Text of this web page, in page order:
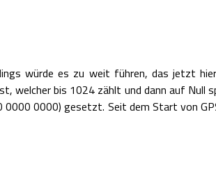
würde es zu weit führen, das jetzt
welcher bis 1024 zählt und dann auf
0000 0000) gesetzt. Seit dem Start von